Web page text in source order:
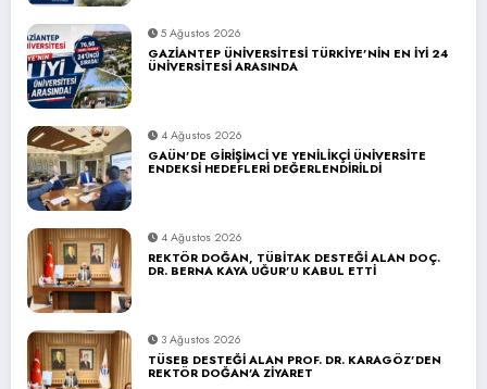
5 Ağustos 2026
GAZİANTEP ÜNİVERSİTESİ TÜRKİYE’NİN EN İYİ 24
ÜNİVERSİTESİ ARASINDA
4 Ağustos 2026
GAÜN’DE GİRİŞİMCİ VE YENİLİKÇİ ÜNİVERSİTE
ENDEKSİ HEDEFLERİ DEĞERLENDİRİLDİ
4 Ağustos 2026
REKTÖR DOĞAN, TÜBİTAK DESTEĞİ ALAN DOÇ.
DR. BERNA KAYA UĞUR’U KABUL ETTİ
3 Ağustos 2026
TÜSEB DESTEĞİ ALAN PROF. DR. KARAGÖZ’DEN
REKTÖR DOĞAN’A ZİYARET